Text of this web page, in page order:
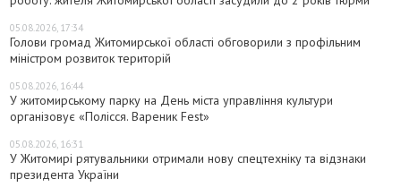
05.08.2026, 17:34
Голови громад Житомирської області обговорили з профільним
міністром розвиток територій
05.08.2026, 16:44
У житомирському парку на День міста управління культури
організовує «Полісся. Вареник Fest»
05.08.2026, 16:31
У Житомирі рятувальники отримали нову спецтехніку та відзнаки
президента України